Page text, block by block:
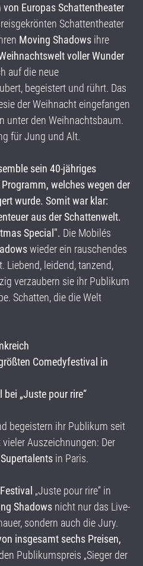
Europas Schattentheater
Schattentheater
Moving Shadows ihre
voller Wunder
auf die neue
begeistert und rührt. Das
der Weihnacht eingefangen
unter den Weihnachtsbaum.
für Jung und Alt.
sein 40-jähriges
welches wegen der
wurde. Somit war klar:
aus der Schattenwelt.
Special". Die Mobilés
wieder ein rauschendes
Liebend, leidend, tanzend,
verzaubern sie ihr Publikum
Schatten, die die Welt
Comedyfestival in
„Juste pour rire“
begeistern ihr Publikum seit
Auszeichnungen: Der
in Paris.
„Juste pour rire“ in
Shadows nicht nur das Live-
sondern auch die Jury.
insgesamt sechs Preisen,
Publikumspreis „Sieger der